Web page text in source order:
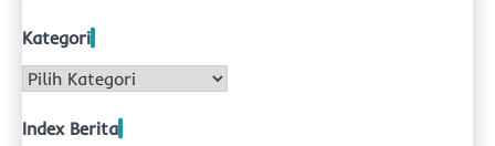
Kategori
Kategori
Index Berita